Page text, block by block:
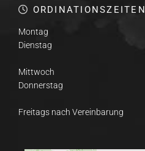
 ORDINATIONSZEITEN
Montag
Dienstag
Mittwoch
Donnerstag
Freitags nach Vereinbarung